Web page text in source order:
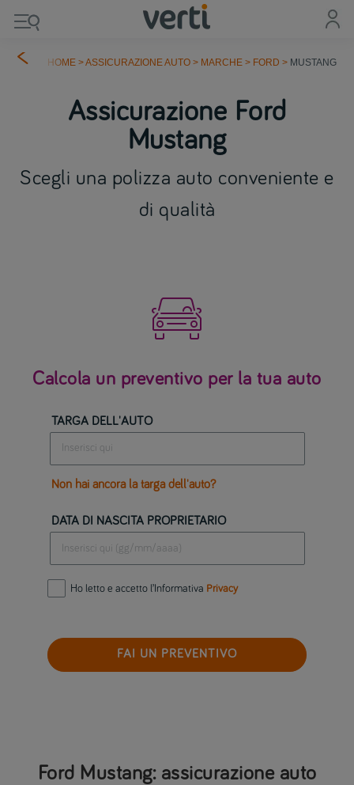
HOME>ASSICURAZIONE AUTO> MARCHE> FORD > MUSTANG
Assicurazione Ford
Mustang
Scegli una polizza auto conveniente e
di qualità

Calcola un preventivo per la tua auto
TARGA DELL'AUTO
Non hai ancora la targa dell'auto?
DATA DI NASCITA PROPRIETARIO
Ho letto e accetto l’Informativa Privacy
FAI UN PREVENTIVO
Ford Mustang: assicurazione auto